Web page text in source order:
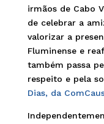
irmãos de Cabo
de celebrar a
valorizar a
Fluminense e
também passa
respeito e pela
Dias, da